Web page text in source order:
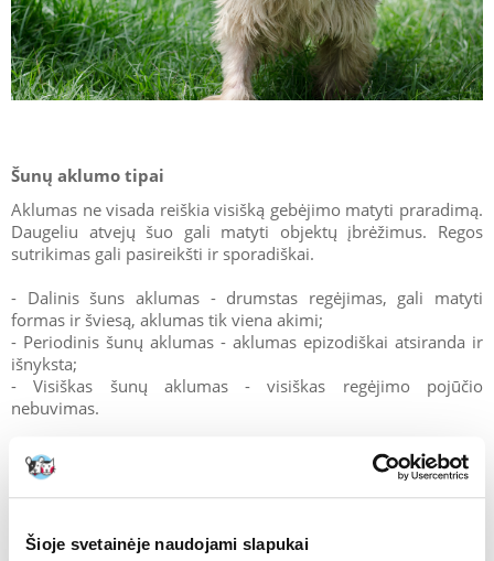
Šioje svetainėje naudojami slapukai
Šunų aklumo tipai
Aklumas ne visada reiškia visišką gebėjimo matyti praradimą.
Daugeliu atvejų šuo gali matyti objektų įbrėžimus. Regos
sutrikimas gali pasireikšti ir sporadiškai.
- Dalinis šuns aklumas - drumstas regėjimas, gali matyti
formas ir šviesą, aklumas tik viena akimi;
- Periodinis šunų aklumas - aklumas epizodiškai atsiranda ir
išnyksta;
- Visiškas šunų aklumas - visiškas regėjimo pojūčio
nebuvimas.
Šunų aklumo priežastys